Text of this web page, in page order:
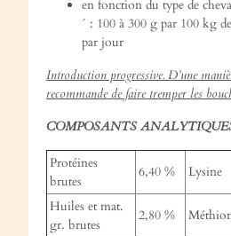
en fonction du type de
´ : 100 à 300 g par 100 kg
par jour
Introduction progressive. D’une
recommande de faire tremper les
COMPOSANTS
Protéines
brutes
6,40 % Lysine
Huiles et mat.
gr. brutes
2,80 %